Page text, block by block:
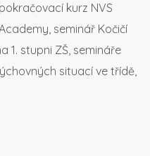
kurz NVS
seminář Kočičí
1. stupni ZŠ, semináře
situací ve třídě,